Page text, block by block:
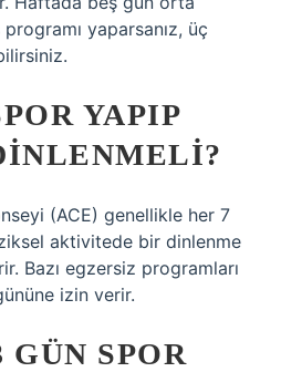
yaparsanız, üç
YAPIP
(ACE) genellikle her 7
aktivitede bir dinlenme
Bazı egzersiz programları
izin verir.
SPOR